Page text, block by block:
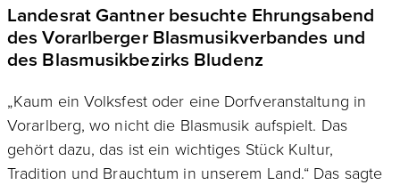
Landesrat Gantner besuchte Ehrungsabend
des Vorarlberger Blasmusikverbandes und
des Blasmusikbezirks Bludenz
„Kaum ein Volksfest oder eine Dorfveranstaltung in
Vorarlberg, wo nicht die Blasmusik aufspielt. Das
gehört dazu, das ist ein wichtiges Stück Kultur,
Tradition und Brauchtum in unserem Land.“ Das sagte